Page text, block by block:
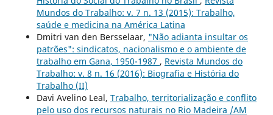
Mundos do Trabalho: v. 7 n. 13 (2015): Trabalho,
saúde e medicina na América Latina
Dmitri van den Bersselaar, "Não adianta insultar os
patrões": sindicatos, nacionalismo e o ambiente de
trabalho em Gana, 1950-1987 , Revista Mundos do
Trabalho: v. 8 n. 16 (2016): Biografia e História do
Trabalho (II)
Davi Avelino Leal, Trabalho, territorialização e conflito
pelo uso dos recursos naturais no Rio Madeira /AM